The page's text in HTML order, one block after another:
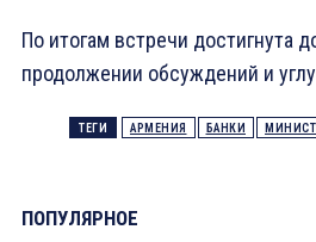
По итогам встречи достигнута
продолжении обсуждений и
ТЕГИ АРМЕНИЯ БАНКИ
ПОПУЛЯРНОЕ